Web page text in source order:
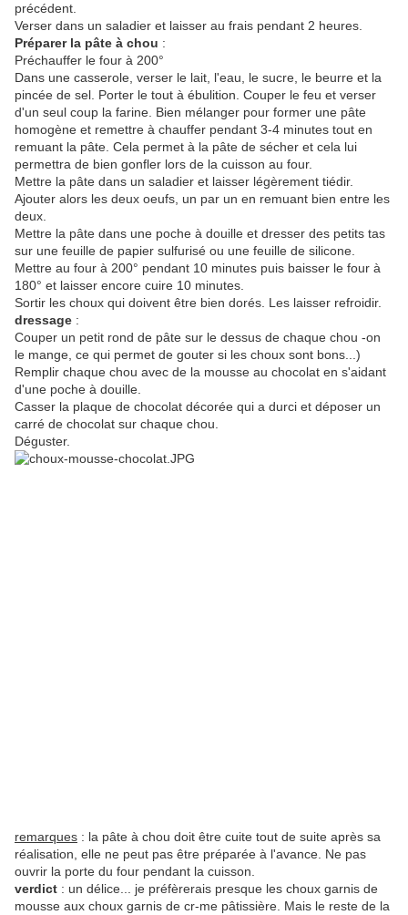
précédent.
Verser dans un saladier et laisser au frais pendant 2 heures.
Préparer la pâte à chou :
Préchauffer le four à 200°
Dans une casserole, verser le lait, l'eau, le sucre, le beurre et la
pincée de sel. Porter le tout à ébulition. Couper le feu et verser
d'un seul coup la farine. Bien mélanger pour former une pâte
homogène et remettre à chauffer pendant 3-4 minutes tout en
remuant la pâte. Cela permet à la pâte de sécher et cela lui
permettra de bien gonfler lors de la cuisson au four.
Mettre la pâte dans un saladier et laisser légèrement tiédir.
Ajouter alors les deux oeufs, un par un en remuant bien entre les
deux.
Mettre la pâte dans une poche à douille et dresser des petits tas
sur une feuille de papier sulfurisé ou une feuille de silicone.
Mettre au four à 200° pendant 10 minutes puis baisser le four à
180° et laisser encore cuire 10 minutes.
Sortir les choux qui doivent être bien dorés. Les laisser refroidir.
dressage :
Couper un petit rond de pâte sur le dessus de chaque chou -on
le mange, ce qui permet de gouter si les choux sont bons...)
Remplir chaque chou avec de la mousse au chocolat en s'aidant
d'une poche à douille.
Casser la plaque de chocolat décorée qui a durci et déposer un
carré de chocolat sur chaque chou.
Déguster.
remarques : la pâte à chou doit être cuite tout de suite après sa
réalisation, elle ne peut pas être préparée à l'avance. Ne pas
ouvrir la porte du four pendant la cuisson.
verdict : un délice... je préfèrerais presque les choux garnis de
mousse aux choux garnis de cr-me pâtissière. Mais le reste de la